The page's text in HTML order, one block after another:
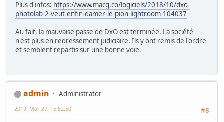
Plus d'infos: https://www.macg.co/logiciels/2018/10/dxo-
photolab-2-veut-enfin-damer-le-pion-lightroom-104037
Au fait, la mauvaise passe de DxO est terminée. La société
n'est plus en redressement judiciaire. Ils y ont remis de l'ordre
et semblent repartis sur une bonne voie.
admin
Administrator
#8
2019, Mar, 27, 15:52:50